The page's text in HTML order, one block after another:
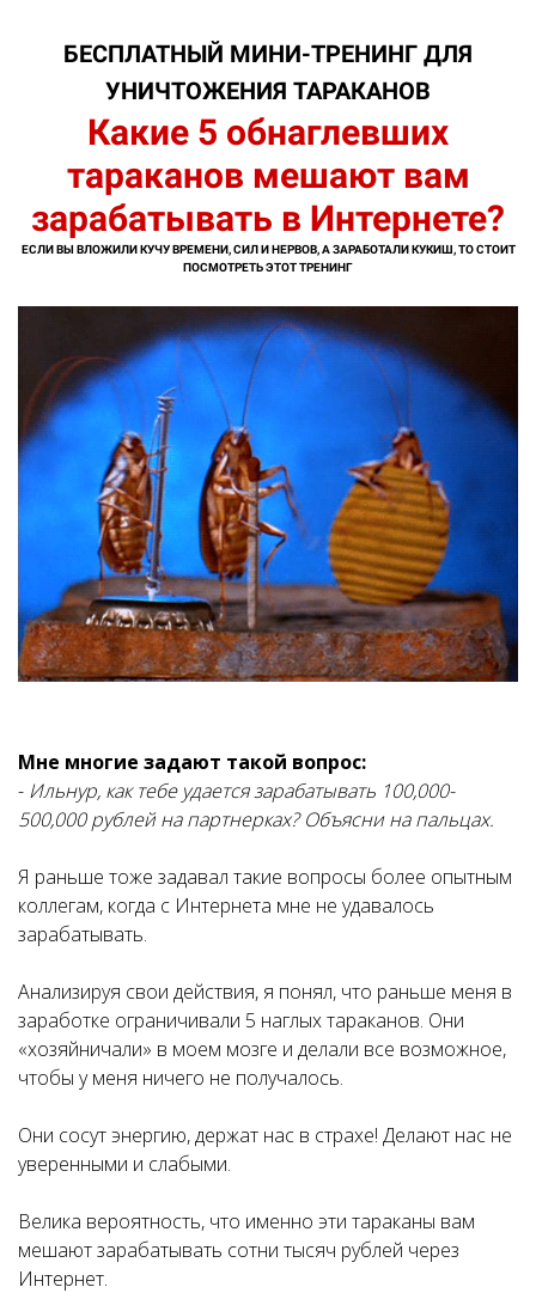
БЕСПЛАТНЫЙ МИНИ-ТРЕНИНГ ДЛЯ
УНИЧТОЖЕНИЯ ТАРАКАНОВ
Какие 5 обнаглевших
тараканов мешают вам
зарабатывать в Интернете?
ЕСЛИ ВЫ ВЛОЖИЛИ КУЧУ ВРЕМЕНИ, СИЛ И НЕРВОВ, А ЗАРАБОТАЛИ КУКИШ, ТО СТОИТ
ПОСМОТРЕТЬ ЭТОТ ТРЕНИНГ
Мне многие задают такой вопрос:
- Ильнур, как тебе удается зарабатывать 100,000-
500,000 рублей на партнерках? Объясни на пальцах.
Я раньше тоже задавал такие вопросы более опытным
коллегам, когда с Интернета мне не удавалось
зарабатывать.
Анализируя свои действия, я понял, что раньше меня в
заработке ограничивали 5 наглых тараканов. Они
«хозяйничали» в моем мозге и делали все возможное,
чтобы у меня ничего не получалось.
Они сосут энергию, держат нас в страхе! Делают нас не
уверенными и слабыми.
Велика вероятность, что именно эти тараканы вам
мешают зарабатывать сотни тысяч рублей через
Интернет.